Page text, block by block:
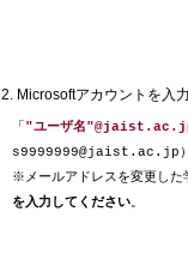
2. Microsoftアカウントを入力
「 "ユーザ名
s9999999@jaist.ac.jp）
※メールアドレスを変更した
を入力してください。